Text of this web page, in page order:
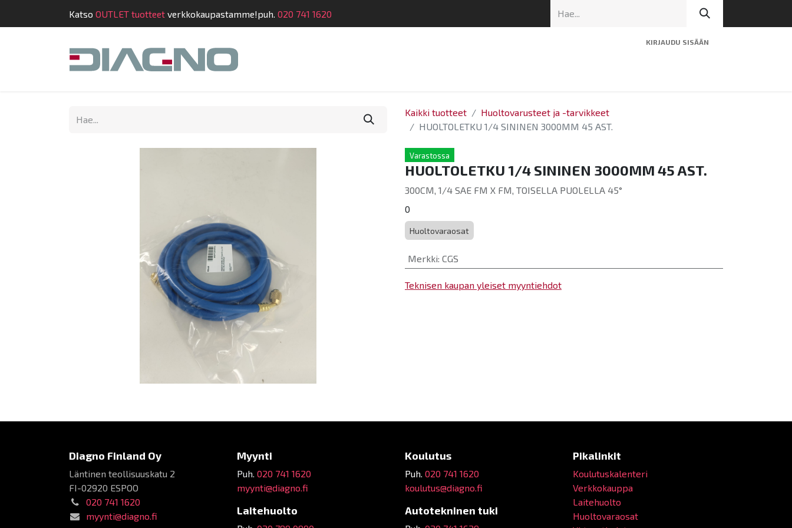
Katso OUTLET tuotteet verkkokaupastamme!puh. 020 741 1620
KIRJAUDU SISÄÄN
Kauppa Suunnittelu
Kaikki tuotteet
Huoltovarusteet ja -tarvikkeet
HUOLTOLETKU 1/4 SININEN 3000MM 45 AST.
Varastossa
HUOLTOLETKU 1/4 SININEN 3000MM 45 AST.
300CM, 1/4 SAE FM X FM, TOISELLA PUOLELLA 45°
0
Huoltovaraosat
Merkki: CGS
Teknisen kaupan yleiset myyntiehdot
Diagno Finland Oy
Läntinen teollisuuskatu 2
FI-02920 ESPOO
020 741 1620
myynti@diagno.fi
Myynti
Puh. 020 741 1620
myynti@diagno.fi
Laitehuolto
Koulutus
Puh. 020 741 1620
koulutus@diagno.fi
Autotekninen tuki
Pikalinkit
Koulutuskalenteri
Verkkokauppa
Laitehuolto
Huoltovaraosat